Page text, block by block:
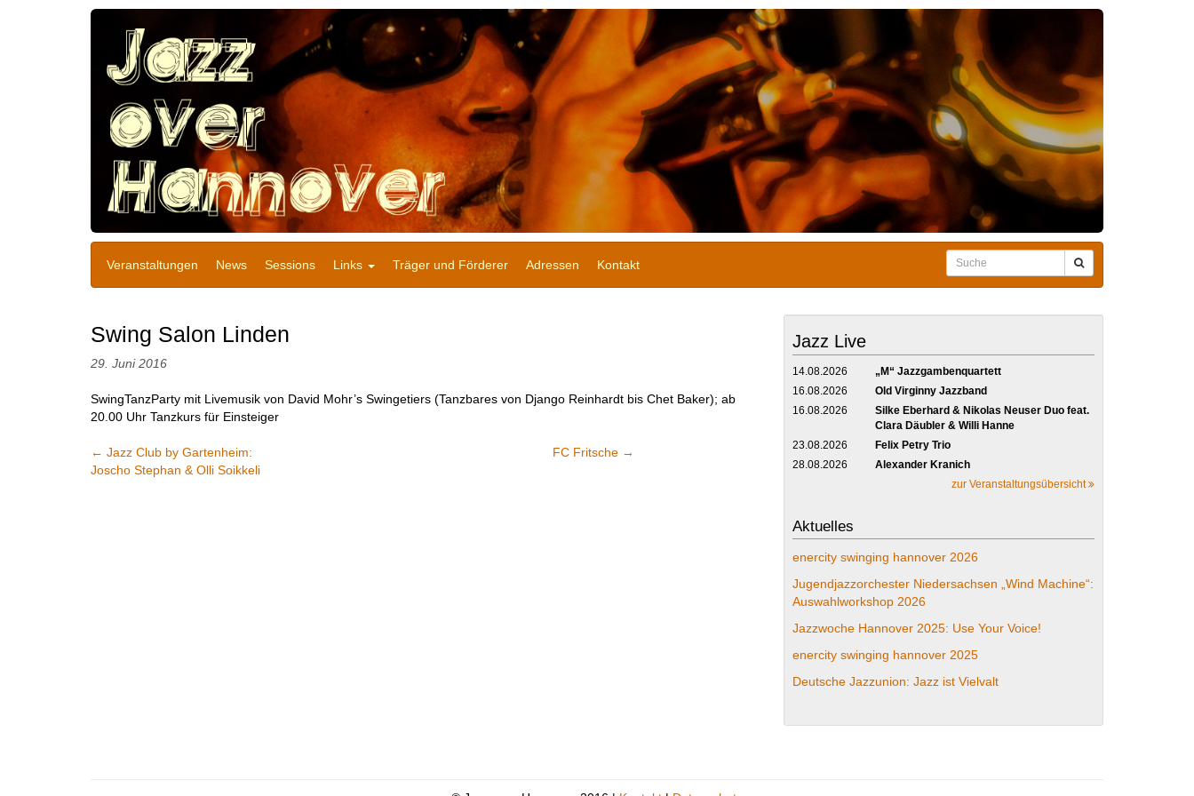
Veranstaltungen News Sessions Links Träger und Förderer Adressen Kontakt
Swing Salon Linden
29. Juni 2016
SwingTanzParty mit Livemusik von David Mohr’s Swingetiers (Tanzbares von Django Reinhardt bis Chet Baker); ab
20.00 Uhr Tanzkurs für Einsteiger
← Jazz Club by Gartenheim:
Joscho Stephan & Olli Soikkeli
FC Fritsche →
Jazz Live
14.08.2026
„M“ Jazzgambenquartett
16.08.2026
Old Virginny Jazzband
16.08.2026
Silke Eberhard & Nikolas Neuser Duo feat.
Clara Däubler & Willi Hanne
23.08.2026
Felix Petry Trio
28.08.2026
Alexander Kranich
zur Veranstaltungsübersicht
Aktuelles
enercity swinging hannover 2026
Jugendjazzorchester Niedersachsen „Wind Machine“:
Auswahlworkshop 2026
Jazzwoche Hannover 2025: Use Your Voice!
enercity swinging hannover 2025
Deutsche Jazzunion: Jazz ist Vielvalt